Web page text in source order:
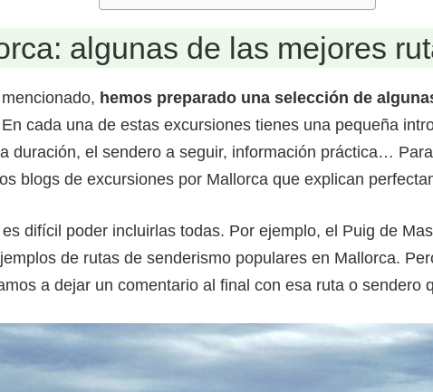
algunas de las mejores
hemos preparado una selección de
En cada una de estas excursiones tienes una pequeña
duración, el sendero a seguir, información práctica…
blogs de excursiones por Mallorca que explican
difícil poder incluirlas todas. Por ejemplo, el Puig de
de rutas de senderismo populares en Mallorca.
a dejar un comentario al final con esa ruta o sendero